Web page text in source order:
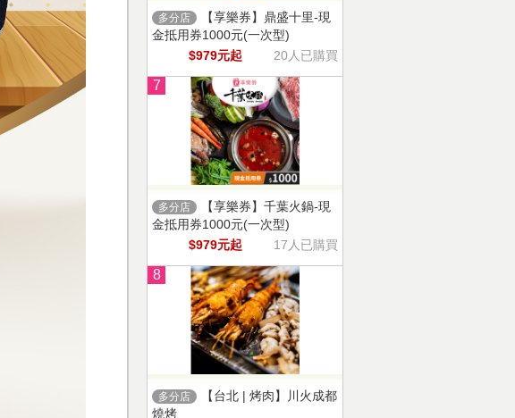
多分店
【享樂券】鼎盛十里-現
金抵用券1000元(一次型)
$979元起
20人已購買
7
多分店
【享樂券】千葉火鍋-現
金抵用券1000元(一次型)
$979元起
17人已購買
8
多分店
【台北 | 烤肉】川火成都
燒烤